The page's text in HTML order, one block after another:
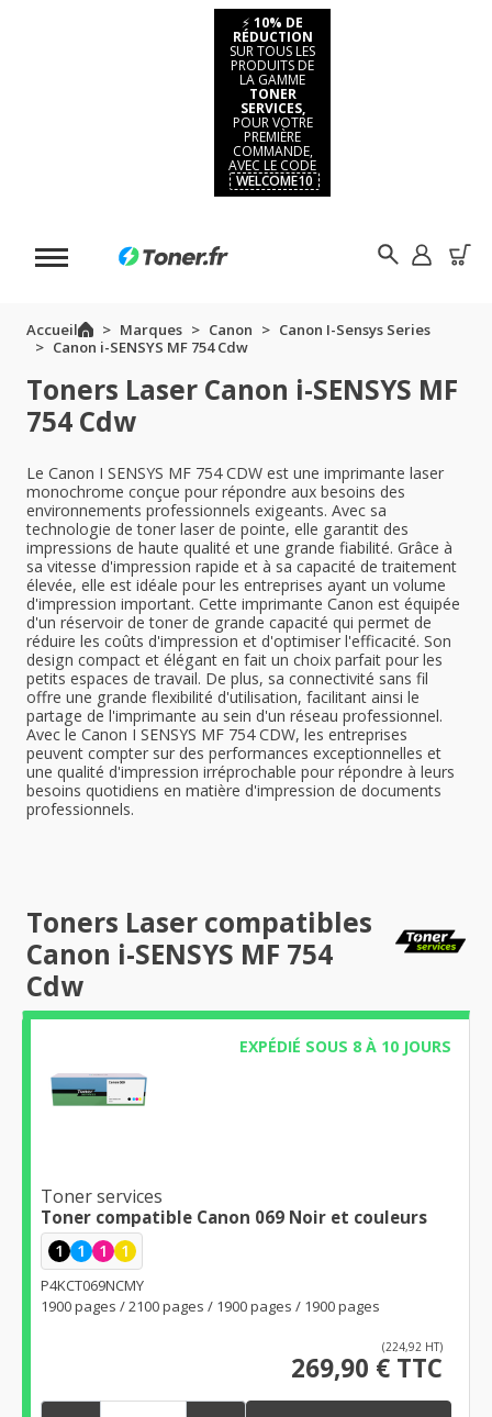
⚡ 10% DE
RÉDUCTION
SUR TOUS LES
PRODUITS DE
LA GAMME
TONER
SERVICES,
POUR VOTRE
PREMIÈRE
COMMANDE,
AVEC LE CODE
WELCOME10
Accueil Marques Canon
Canon I-Sensys Series
Canon i-SENSYS MF 754 Cdw
Toners Laser Canon i-SENSYS MF
754 Cdw
Le Canon I SENSYS MF 754 CDW est une imprimante laser
monochrome conçue pour répondre aux besoins des
environnements professionnels exigeants. Avec sa
technologie de toner laser de pointe, elle garantit des
impressions de haute qualité et une grande fiabilité. Grâce à
sa vitesse d'impression rapide et à sa capacité de traitement
élevée, elle est idéale pour les entreprises ayant un volume
d'impression important. Cette imprimante Canon est équipée
d'un réservoir de toner de grande capacité qui permet de
réduire les coûts d'impression et d'optimiser l'efficacité. Son
design compact et élégant en fait un choix parfait pour les
petits espaces de travail. De plus, sa connectivité sans fil
offre une grande flexibilité d'utilisation, facilitant ainsi le
partage de l'imprimante au sein d'un réseau professionnel.
Avec le Canon I SENSYS MF 754 CDW, les entreprises
peuvent compter sur des performances exceptionnelles et
une qualité d'impression irréprochable pour répondre à leurs
besoins quotidiens en matière d'impression de documents
professionnels.
Toners Laser compatibles
Canon i-SENSYS MF 754
Cdw
EXPÉDIÉ SOUS 8 À 10 JOURS
Toner services
Toner compatible Canon 069 Noir et couleurs
1 1 1 1
P4KCT069NCMY
1900 pages / 2100 pages / 1900 pages / 1900 pages
(224,92 HT)
269,90 € TTC